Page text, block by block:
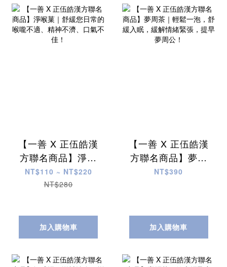
【一善 X 正伍皓漢
方聯名商品】淨喉
菓｜舒緩您日常的
喉嚨不適、精神不
NT$110 ~ NT$220
NT$280
加入購物車
【一善 X 正伍皓漢
方聯名商品】夢周
茶｜輕鬆一泡，舒
NT$390
加入購物車